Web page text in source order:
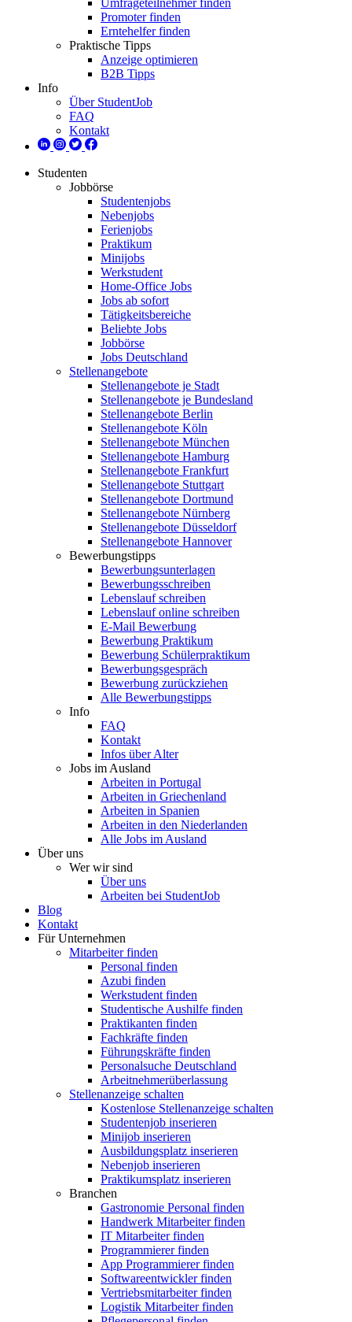
Umfrageteilnehmer finden
Promoter finden
Erntehelfer finden
Praktische Tipps
Anzeige optimieren
B2B Tipps
Info
Über StudentJob
FAQ
Kontakt
Studenten
Jobbörse
Studentenjobs
Nebenjobs
Ferienjobs
Praktikum
Minijobs
Werkstudent
Home-Office Jobs
Jobs ab sofort
Tätigkeitsbereiche
Beliebte Jobs
Jobbörse
Jobs Deutschland
Stellenangebote
Stellenangebote je Stadt
Stellenangebote je Bundesland
Stellenangebote Berlin
Stellenangebote Köln
Stellenangebote München
Stellenangebote Hamburg
Stellenangebote Frankfurt
Stellenangebote Stuttgart
Stellenangebote Dortmund
Stellenangebote Nürnberg
Stellenangebote Düsseldorf
Stellenangebote Hannover
Bewerbungstipps
Bewerbungsunterlagen
Bewerbungsschreiben
Lebenslauf schreiben
Lebenslauf online schreiben
E-Mail Bewerbung
Bewerbung Praktikum
Bewerbung Schülerpraktikum
Bewerbungsgespräch
Bewerbung zurückziehen
Alle Bewerbungstipps
Info
FAQ
Kontakt
Infos über Alter
Jobs im Ausland
Arbeiten in Portugal
Arbeiten in Griechenland
Arbeiten in Spanien
Arbeiten in den Niederlanden
Alle Jobs im Ausland
Über uns
Wer wir sind
Über uns
Arbeiten bei StudentJob
Blog
Kontakt
Für Unternehmen
Mitarbeiter finden
Personal finden
Azubi finden
Werkstudent finden
Studentische Aushilfe finden
Praktikanten finden
Fachkräfte finden
Führungskräfte finden
Personalsuche Deutschland
Arbeitnehmerüberlassung
Stellenanzeige schalten
Kostenlose Stellenanzeige schalten
Studentenjob inserieren
Minijob inserieren
Ausbildungsplatz inserieren
Nebenjob inserieren
Praktikumsplatz inserieren
Branchen
Gastronomie Personal finden
Handwerk Mitarbeiter finden
IT Mitarbeiter finden
Programmierer finden
App Programmierer finden
Softwareentwickler finden
Vertriebsmitarbeiter finden
Logistik Mitarbeiter finden